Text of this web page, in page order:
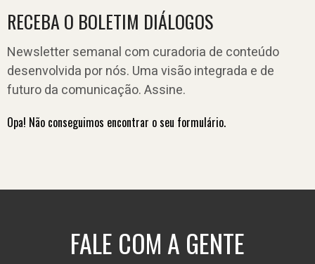
RECEBA O BOLETIM DIÁLOGOS
Newsletter semanal com curadoria de conteúdo
desenvolvida por nós. Uma visão integrada e de
futuro da comunicação. Assine.
Opa! Não conseguimos encontrar o seu formulário.
FALE COM A GENTE